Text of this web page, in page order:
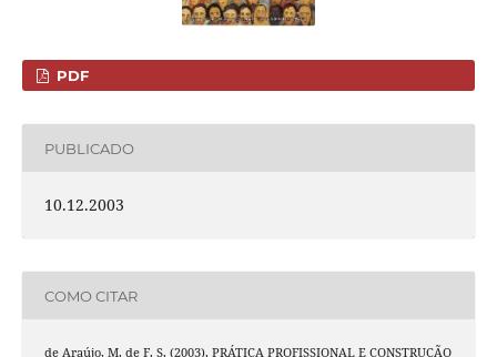
PDF
PUBLICADO
10.12.2003
COMO CITAR
de Araújo, M. de F. S. (2003). PRÁTICA PROFISSIONAL E CONSTRUÇÃO